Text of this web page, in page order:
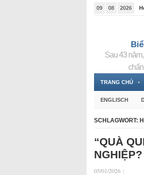
09 08 2026
Sau 43
TRANG CHỦ
ENGLISCH
SCHLAGWORT:
“QUÀ
NGHIỆP?
05/01/2026 |